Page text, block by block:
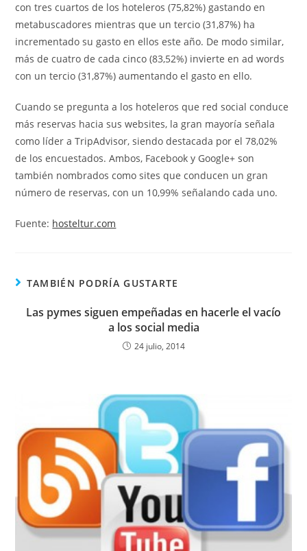
con tres cuartos de los hoteleros (75,82%) gastando en
metabuscadores mientras que un tercio (31,87%) ha
incrementado su gasto en ellos este año. De modo similar,
más de cuatro de cada cinco (83,52%) invierte en ad words
con un tercio (31,87%) aumentando el gasto en ello.
Cuando se pregunta a los hoteleros que red social conduce
más reservas hacia sus websites, la gran mayoría señala
como líder a TripAdvisor, siendo destacada por el 78,02%
de los encuestados. Ambos, Facebook y Google+ son
también nombrados como sites que conducen un gran
número de reservas, con un 10,99% señalando cada uno.
Fuente: hosteltur.com
TAMBIÉN PODRÍA GUSTARTE
Las pymes siguen empeñadas en hacerle el vacío
a los social media
24 julio, 2014